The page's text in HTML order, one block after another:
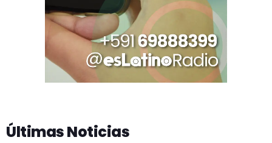
Últimas Noticias